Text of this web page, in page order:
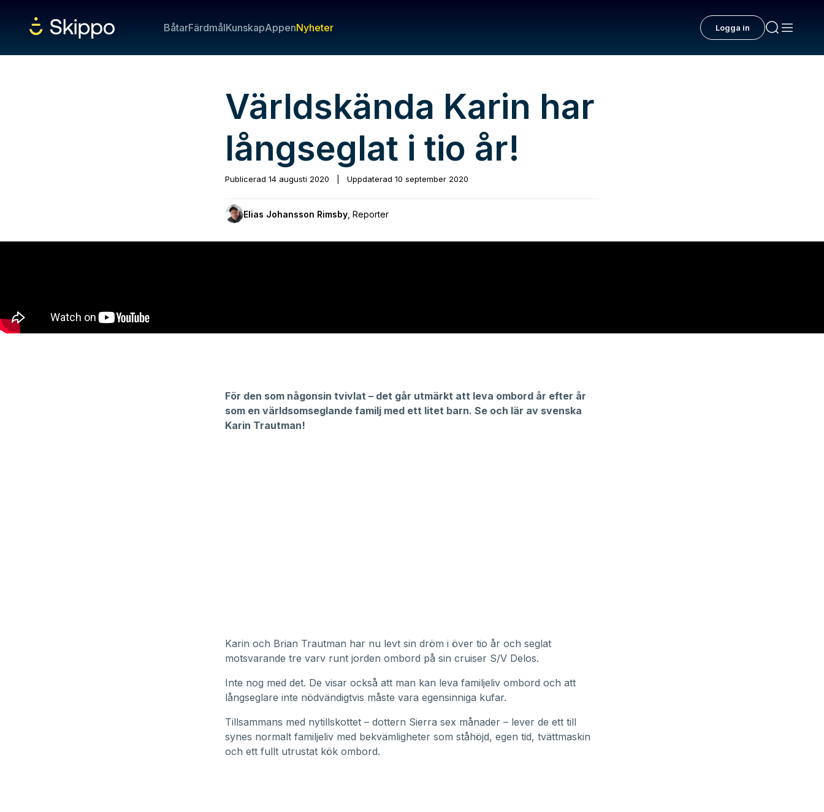
BåtarFärdmålKunskapAppenNyheter Logga in
Världskända Karin har
långseglat i tio år!
Publicerad 14 augusti 2020 Uppdaterad 10 september 2020
Elias Johansson Rimsby Reporter
För den som någonsin tvivlat – det går utmärkt att leva ombord år efter år
som en världsomseglande familj med ett litet barn. Se och lär av svenska
Karin Trautman!
Karin och Brian Trautman har nu levt sin dröm i över tio år och seglat
motsvarande tre varv runt jorden ombord på sin cruiser S/V Delos.
Inte nog med det. De visar också att man kan leva familjeliv ombord och att
långseglare inte nödvändigtvis måste vara egensinniga kufar.
Tillsammans med nytillskottet – dottern Sierra sex månader – lever de ett till
synes normalt familjeliv med bekvämligheter som ståhöjd, egen tid, tvättmaskin
och ett fullt utrustat kök ombord.